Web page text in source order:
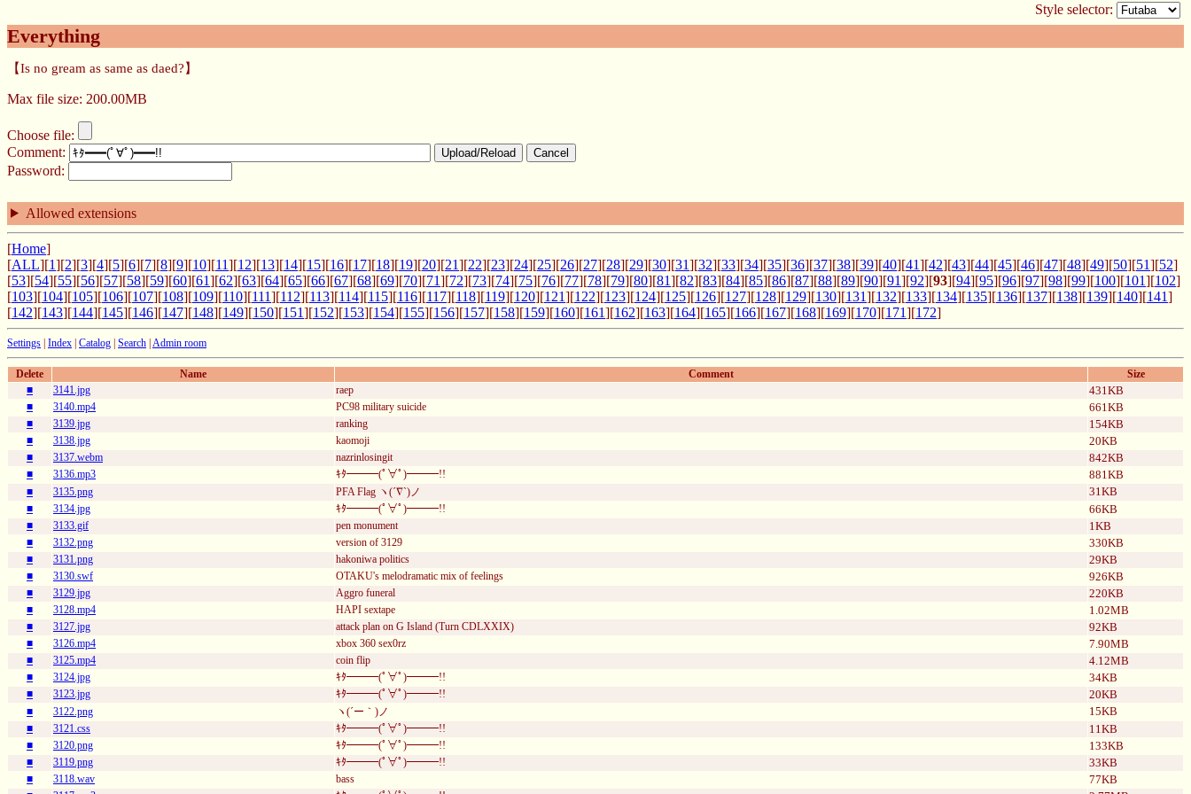
Style selector:
Everything
【Is no gream as same as daed?】
Max file size: 200.00MB
Choose file:
Comment:
Upload/Reload Cancel
Password:
Allowed extensions
[Home]
[ALL][1][2][3][4][5][6][7][8][9][10][11][12][13][14][15][16][17][18][19][20][21][22][23][24][25][26][27][28][29][30][31][32][33][34][35][36][37][38][39][40][41][42][43][44][45][46][47][48][49][50][51][52]
[53][54][55][56][57][58][59][60][61][62][63][64][65][66][67][68][69][70][71][72][73][74][75][76][77][78][79][80][81][82][83][84][85][86][87][88][89][90][91][92][93][94][95][96][97][98][99][100][101][102]
[103][104][105][106][107][108][109][110][111][112][113][114][115][116][117][118][119][120][121][122][123][124][125][126][127][128][129][130][131][132][133][134][135][136][137][138][139][140][141]
[142][143][144][145][146][147][148][149][150][151][152][153][154][155][156][157][158][159][160][161][162][163][164][165][166][167][168][169][170][171][172]
Settings | Index | Catalog | Search | Admin room
Delete Name Comment
Size
■
3141.jpg raep 431KB
■ 3140.mp4 PC98 military suicide 661KB
■ 3139.jpg ranking 154KB
■ 3138.jpg kaomoji 20KB
■ 3137.webm nazrinlosingit 842KB
■ 3136.mp3 ｷﾀ━━━(ﾟ∀ﾟ)━━━!! 881KB
■ 3135.png PFA Flag ヽ(´∇`)ノ 31KB
■ 3134.jpg ｷﾀ━━━(ﾟ∀ﾟ)━━━!! 66KB
■ 3133.gif pen monument 1KB
■ 3132.png version of 3129 330KB
■ 3131.png hakoniwa politics 29KB
■ 3130.swf OTAKU's melodramatic mix of feelings 926KB
■ 3129.jpg Aggro funeral 220KB
■ 3128.mp4 HAPI sextape 1.02MB
■ 3127.jpg attack plan on G Island (Turn CDLXXIX) 92KB
■ 3126.mp4 xbox 360 sex0rz 7.90MB
■ 3125.mp4 coin flip 4.12MB
■ 3124.jpg ｷﾀ━━━(ﾟ∀ﾟ)━━━!! 34KB
■ 3123.jpg ｷﾀ━━━(ﾟ∀ﾟ)━━━!! 20KB
■ 3122.png ヽ(´ー｀)ノ 15KB
■ 3121.css ｷﾀ━━━(ﾟ∀ﾟ)━━━!! 11KB
■ 3120.png ｷﾀ━━━(ﾟ∀ﾟ)━━━!! 133KB
■ 3119.png ｷﾀ━━━(ﾟ∀ﾟ)━━━!! 33KB
■ 3118.wav bass 77KB